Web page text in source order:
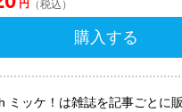
円 （税込）
購入する
ミッケ！は雑誌を記事ごとに